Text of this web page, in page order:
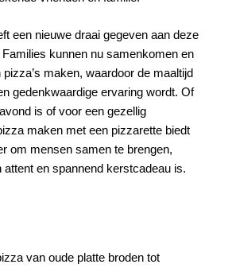
een nieuwe draai gegeven aan deze
kunnen nu samenkomen en
maken, waardoor de maaltijd
gedenkwaardige ervaring wordt. Of
is of voor een gezellig
maken met een pizzarette biedt
om mensen samen te brengen,
attent en spannend kerstcadeau is.
van oude platte broden tot